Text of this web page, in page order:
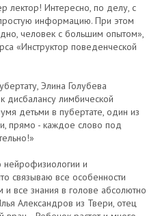
лектор! Интересно, по делу, с
информацию. При этом
человек с большим опытом»,
«Инструктор поведенческой
Элина Голубева
дисбалансу лимбической
детьми в пубертате, один из
прямо - каждое слово под
и
связываю все особенности
все знания в голове абсолютно
Александров из Твери, отец